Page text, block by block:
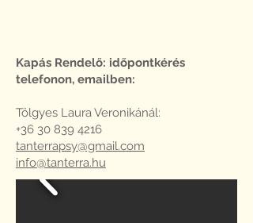
Kapás Rendelő: időpontkérés
telefonon, emailben:
Tölgyes Laura Veronikánál:
+36 30 839 4216
tanterrapsy@gmail.com
info@tanterra.hu